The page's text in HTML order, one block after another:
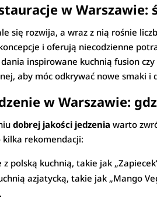
w
się rozwija, a wraz z nią rośnie
i oferują niecodzienne
inspirowane kuchnią fusion
aby móc odkrywać nowe smaki i
w Warszawie:
dobrej jakości jedzenia warto
rekomendacji:
z polską kuchnią, takie jak
azjatycką, takie jak „Mango